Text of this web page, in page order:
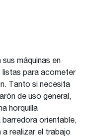
máquinas en
listas para acometer
Tanto si necesita
de uso general,
horquilla
orientable,
a realizar el trabajo